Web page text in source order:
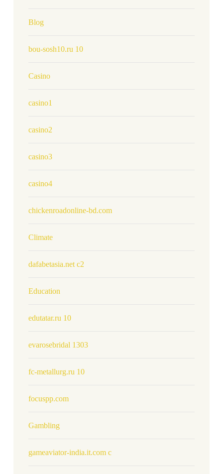
Blog
bou-sosh10.ru 10
Casino
casino1
casino2
casino3
casino4
chickenroadonline-bd.com
Climate
dafabetasia.net c2
Education
edutatar.ru 10
evarosebridal 1303
fc-metallurg.ru 10
focuspp.com
Gambling
gameaviator-india.it.com c